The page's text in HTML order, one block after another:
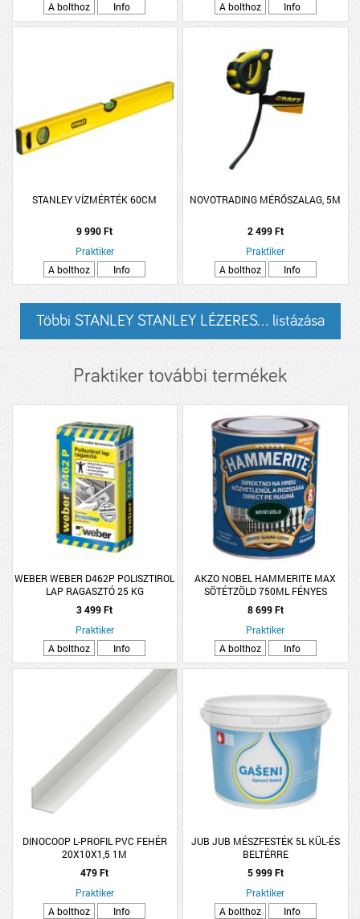
A bolthoz
Info
A bolthoz
Info
STANLEY VÍZMÉRTÉK 60CM
9 990 Ft
Praktiker
A bolthoz
Info
NOVOTRADING MÉRŐSZALAG, 5M
2 499 Ft
Praktiker
A bolthoz
Info
Többi STANLEY STANLEY LÉZERES... listázása
Praktiker további termékek
WEBER WEBER D462P POLISZTIROL
LAP RAGASZTÓ 25 KG
3 499 Ft
Praktiker
A bolthoz
Info
AKZO NOBEL HAMMERITE MAX
SÖTÉTZÖLD 750ML FÉNYES
8 699 Ft
Praktiker
A bolthoz
Info
DINOCOOP L-PROFIL PVC FEHÉR
20X10X1,5 1M
479 Ft
Praktiker
A bolthoz
Info
JUB JUB MÉSZFESTÉK 5L KÜL-ÉS
BELTÉRRE
5 999 Ft
Praktiker
A bolthoz
Info